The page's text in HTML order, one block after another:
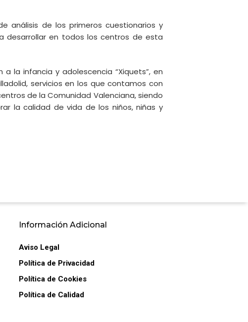
análisis de los primeros cuestionarios y
desarrollar en todos los centros de esta
la infancia y adolescencia “Xiquets”, en
servicios en los que contamos con
de la Comunidad Valenciana, siendo
la calidad de vida de los niños, niñas y
Información Adicional
Aviso Legal
Política de Privacidad
Política de Cookies
Política de Calidad